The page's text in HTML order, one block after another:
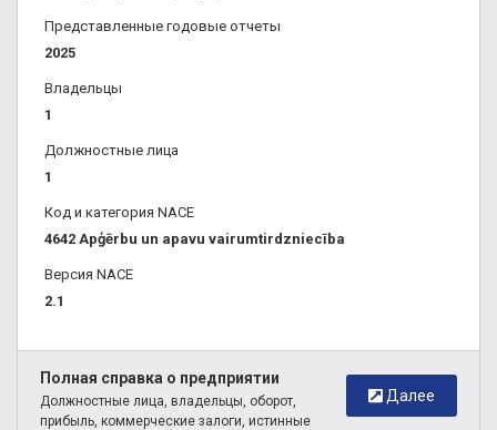
Представленные годовые отчеты
2025
Владельцы
1
Должностные лица
1
Код и категория NACE
4642 Apģērbu un apavu vairumtirdzniecība
Версия NACE
2.1
Далее
Полная справка о предприятии
Должностные лица, владельцы, оборот,
прибыль, коммерческие залоги, истинные